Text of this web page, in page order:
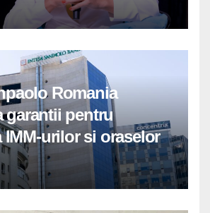
Romania
garantii pentru
urilor si oraselor